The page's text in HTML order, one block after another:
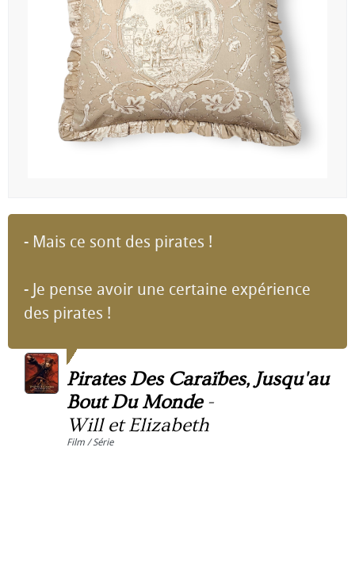
- Mais ce sont des pirates !
- Je pense avoir une certaine expérience
des pirates !
Pirates Des Caraïbes, Jusqu'au
Bout Du Monde-
Will et Elizabeth
Film / Série